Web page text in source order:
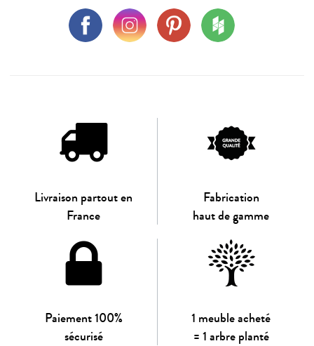
Livraison partout en
France
Fabrication
haut de gamme
Paiement 100%
sécurisé
1 meuble acheté
= 1 arbre planté